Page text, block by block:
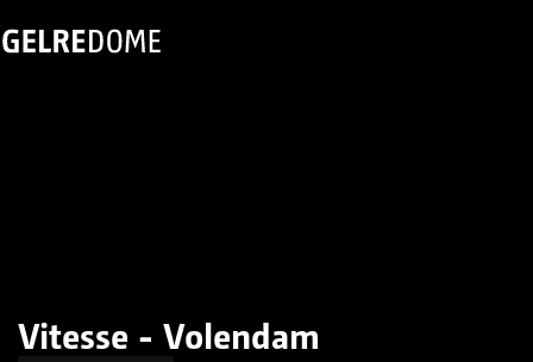
Vitesse - Volendam